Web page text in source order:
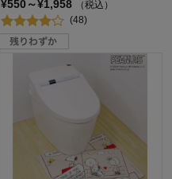
¥550～¥1,958
（税込）
(48)